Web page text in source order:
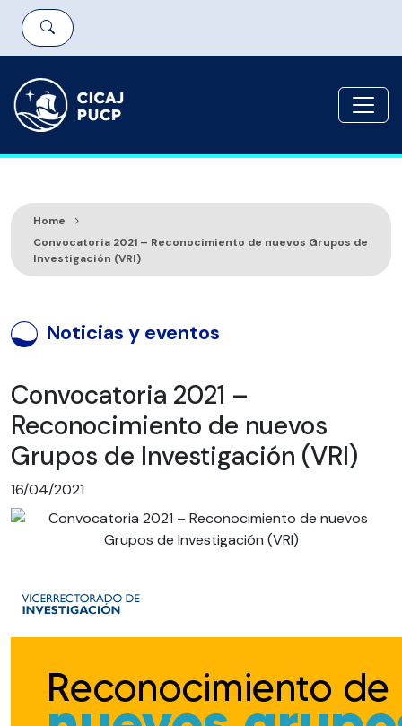
Home
Convocatoria 2021 – Reconocimiento de nuevos Grupos de
Investigación (VRI)
Noticias y eventos
Convocatoria 2021 –
Reconocimiento de nuevos
Grupos de Investigación (VRI)
16/04/2021